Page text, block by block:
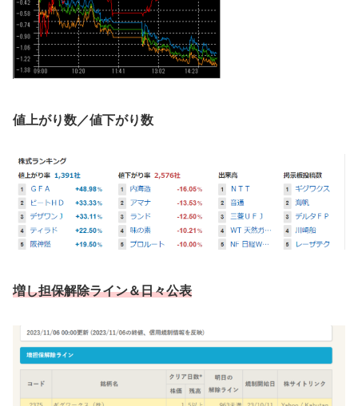
値上がり数／値下がり数
増し担保解除ライン＆日々公表